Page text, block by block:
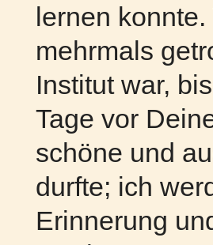
lernen
mehrmals
Institut war,
Tage vor
schöne und
durfte; ich
Erinnerung